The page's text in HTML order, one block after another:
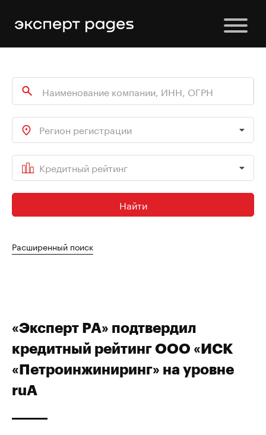
Регион регистрации
Кредитный рейтинг
Найти
Расширенный поиск
«Эксперт РА» подтвердил
кредитный рейтинг ООО «ИСК
«Петроинжиниринг» на уровне
ruA